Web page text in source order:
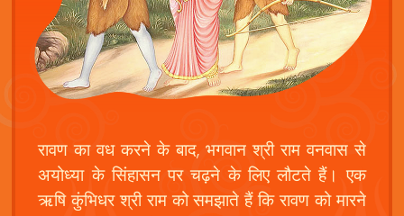
रावण का वध करने के बाद, भगवान श्री राम वनवास से
अयोध्या के सिंहासन पर चढ़ने के लिए लौटते हैं। एक
ऋषि कुंभिधर श्री राम को समझाते हैं कि रावण को मारने